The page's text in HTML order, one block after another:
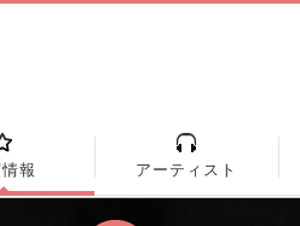
報 アーティスト